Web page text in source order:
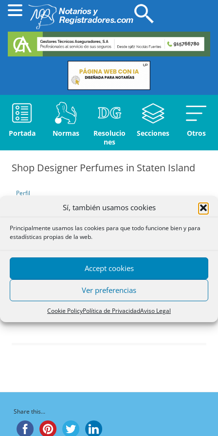
Sí, también usamos cookies
Principalmente usamos las cookies para que todo funcione bien y para
estadísticas propias de la web.
Accept cookies
Ver preferencias
Cookie PolicyPolítica de PrivacidadAviso Legal
Portada Normas
Resolucio
nes
Secciones Otros
Shop Designer Perfumes in Staten Island
Perfil
Debates iniciados
Respuestas creadas
Participaciones
Favoritos
Debates favoritos del
foro
¡Vaya, no hay debates aquí!
Share this...